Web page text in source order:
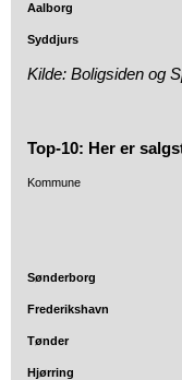
Aalborg
Syddjurs
Kilde: Boligsiden og
Top-10: Her er
Kommune
Sønderborg
Frederikshavn
Tønder
Hjørring